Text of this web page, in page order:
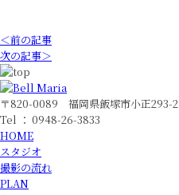
＜前の記事
次の記事＞
〒820-0089 福岡県飯塚市小正293-2
Tel ： 0948-26-3833
HOME
スタジオ
撮影の流れ
PLAN